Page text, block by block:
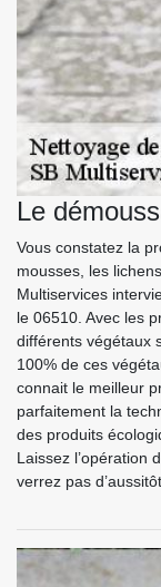
Le
Vous constatez la
mousses, les
Multiservices
le 06510. Avec les
différents végétaux
100% de ces
connait le meilleur
parfaitement la
des produits
Laissez l’opération
verrez pas